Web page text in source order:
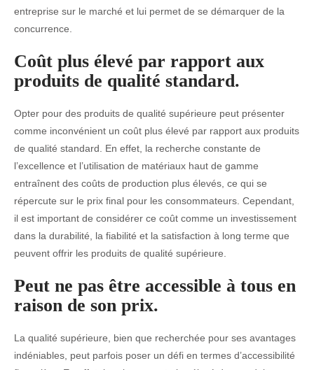
entreprise sur le marché et lui permet de se démarquer de la
concurrence.
Coût plus élevé par rapport aux
produits de qualité standard.
Opter pour des produits de qualité supérieure peut présenter
comme inconvénient un coût plus élevé par rapport aux produits
de qualité standard. En effet, la recherche constante de
l’excellence et l’utilisation de matériaux haut de gamme
entraînent des coûts de production plus élevés, ce qui se
répercute sur le prix final pour les consommateurs. Cependant,
il est important de considérer ce coût comme un investissement
dans la durabilité, la fiabilité et la satisfaction à long terme que
peuvent offrir les produits de qualité supérieure.
Peut ne pas être accessible à tous en
raison de son prix.
La qualité supérieure, bien que recherchée pour ses avantages
indéniables, peut parfois poser un défi en termes d’accessibilité